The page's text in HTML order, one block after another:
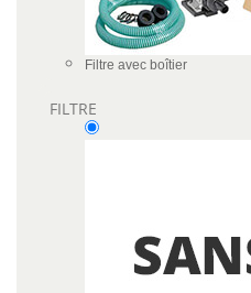
Filtre avec boîtier
FILTRE